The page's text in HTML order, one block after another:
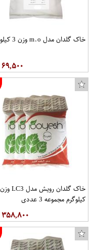
خاک گلدان مدل m.o وزن 3 کیلوگرم
۶۹,۵۰۰
کیلوگرم مجموعه 3 عددی
۳۵۸,۸۰۰